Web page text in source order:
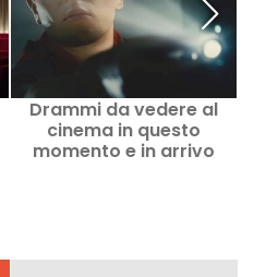
Drammi da vedere al
cinema in questo
momento e in arrivo